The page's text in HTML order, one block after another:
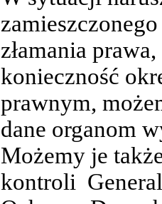
złamania
konieczność
prawnym,
dane organom
Możemy je
kontroli